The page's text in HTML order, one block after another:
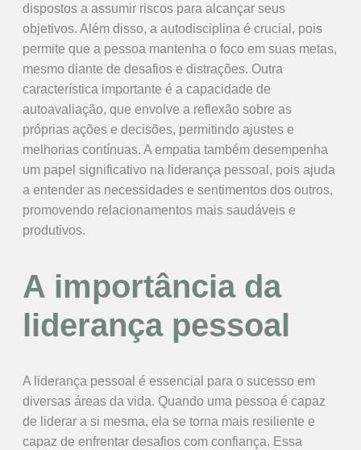
dispostos a assumir riscos para alcançar seus
objetivos. Além disso, a autodisciplina é crucial, pois
permite que a pessoa mantenha o foco em suas metas,
mesmo diante de desafios e distrações. Outra
característica importante é a capacidade de
autoavaliação, que envolve a reflexão sobre as
próprias ações e decisões, permitindo ajustes e
melhorias contínuas. A empatia também desempenha
um papel significativo na liderança pessoal, pois ajuda
a entender as necessidades e sentimentos dos outros,
promovendo relacionamentos mais saudáveis e
produtivos.
A importância da
liderança pessoal
A liderança pessoal é essencial para o sucesso em
diversas áreas da vida. Quando uma pessoa é capaz
de liderar a si mesma, ela se torna mais resiliente e
capaz de enfrentar desafios com confiança. Essa